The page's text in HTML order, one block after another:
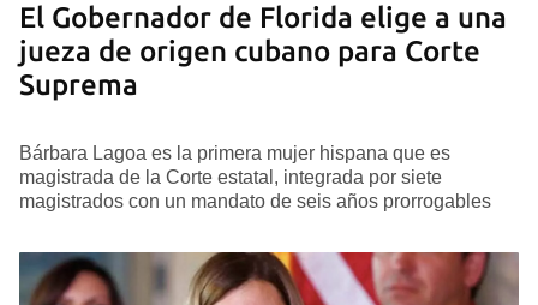
El Gobernador de Florida elige a una
jueza de origen cubano para Corte
Suprema
Bárbara Lagoa es la primera mujer hispana que es
magistrada de la Corte estatal, integrada por siete
magistrados con un mandato de seis años prorrogables